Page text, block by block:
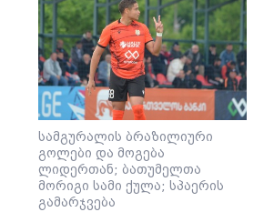
სამგურალის ბრაზილიური
გოლები და მოგება
ლიდერთან; ბათუმელთა
მორიგი სამი ქულა; სპაერის
გამარჯვება